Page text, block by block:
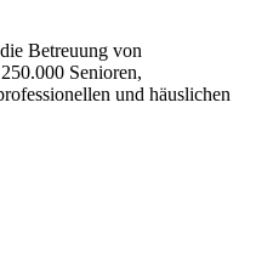
Betreuung von
Senioren,
und häuslichen